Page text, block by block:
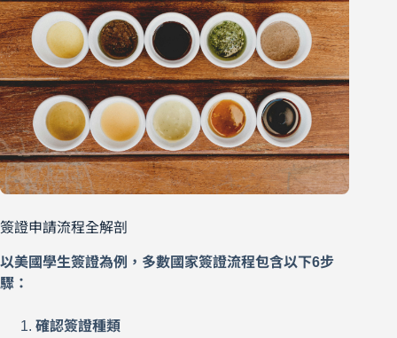
簽證申請流程全解剖
以美國學生簽證為例，多數國家簽證流程包含以下6步
驟：
確認簽證種類